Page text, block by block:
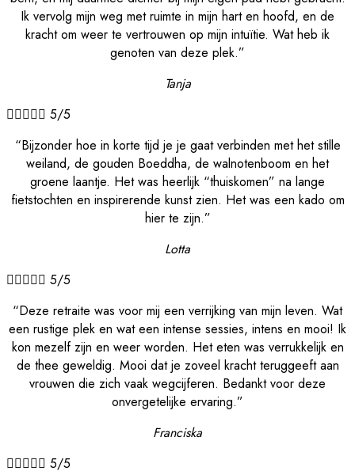
Ik vervolg mijn weg met ruimte in mijn hart en hoofd, en de
kracht om weer te vertrouwen op mijn intuïtie. Wat heb ik
genoten van deze plek.”
Tanja
 5/5
“Bijzonder hoe in korte tijd je je gaat verbinden met het stille
weiland, de gouden Boeddha, de walnotenboom en het
groene laantje. Het was heerlijk “thuiskomen” na lange
fietstochten en inspirerende kunst zien. Het was een kado om
hier te zijn.”
Lotta
 5/5
“Deze retraite was voor mij een verrijking van mijn leven. Wat
een rustige plek en wat een intense sessies, intens en mooi! Ik
kon mezelf zijn en weer worden. Het eten was verrukkelijk en
de thee geweldig. Mooi dat je zoveel kracht teruggeeft aan
vrouwen die zich vaak wegcijferen. Bedankt voor deze
onvergetelijke ervaring.”
Franciska
 5/5